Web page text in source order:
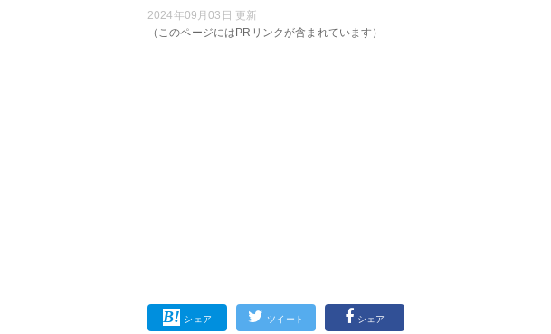
2024年09月03日 更新
（このページにはPRリンクが含まれています）
シェア ツイート シェア